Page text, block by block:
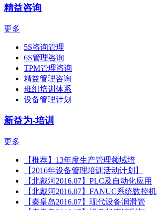
精益咨询
更多
5S咨询管理
6S管理咨询
TPM管理咨询
精益管理咨询
班组培训体系
设备管理计划
新益为-培训
更多
【推荐】13年度生产管理领域培
【2016年设备管理培训活动计划】
【北戴河2016.07】PLC及自动化应用
【北戴河2016.07】FANUC系统数控机
【秦皇岛2016.07】现代设备润滑管